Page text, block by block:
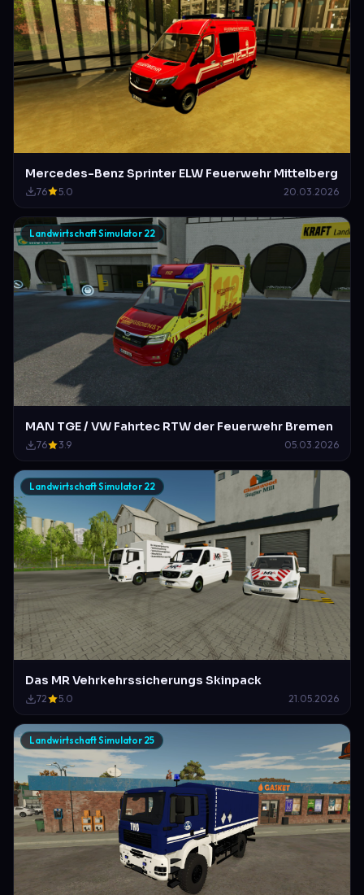
Mercedes-Benz Sprinter ELW Feuerwehr Mittelberg
76 5.0 20.03.2026
Landwirtschaft Simulator 22
MAN TGE / VW Fahrtec RTW der Feuerwehr Bremen
76 3.9 05.03.2026
Landwirtschaft Simulator 22
Das MR Vehrkehrssicherungs Skinpack
72 5.0 21.05.2026
Landwirtschaft Simulator 25